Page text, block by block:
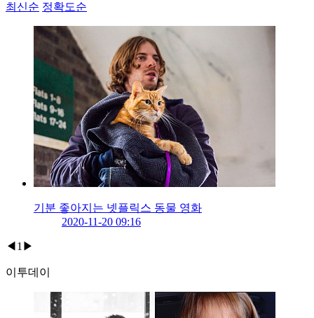
최신순 정확도순
기분 좋아지는 넷플릭스 동물 영화
2020-11-20 09:16
◀ 1 ▶
이투데이